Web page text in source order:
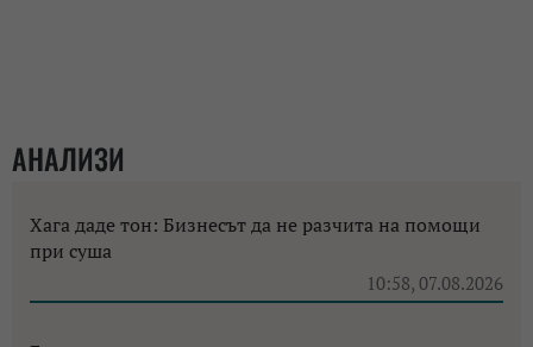
АНАЛИЗИ
Хага даде тон: Бизнесът да не разчита на помощи
при суша
10:58, 07.08.2026